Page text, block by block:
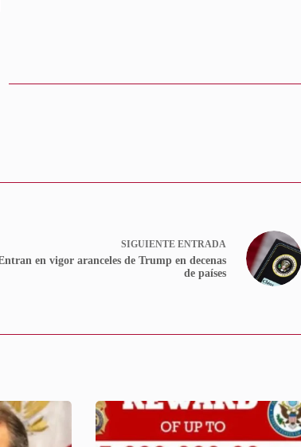
SIGUIENTE ENTRADA
en vigor aranceles de Trump en decenas
de países